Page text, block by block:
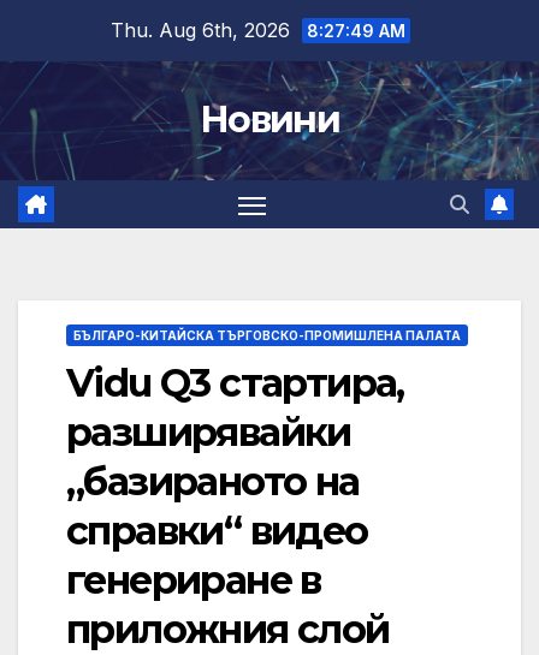
content
Thu. Aug 6th, 2026 8:27:50 AM
Новини
БЪЛГАРО-КИТАЙСКА ТЪРГОВСКО-ПРОМИШЛЕНА ПАЛАТА
Vidu Q3 стартира,
разширявайки
„базираното на
справки“ видео
генериране в
приложния слой